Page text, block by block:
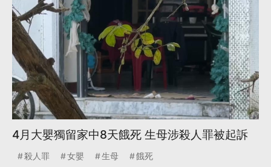
4月大嬰獨留家中8天餓死 生母涉殺人罪被起訴
殺人罪 女嬰 生母 餓死